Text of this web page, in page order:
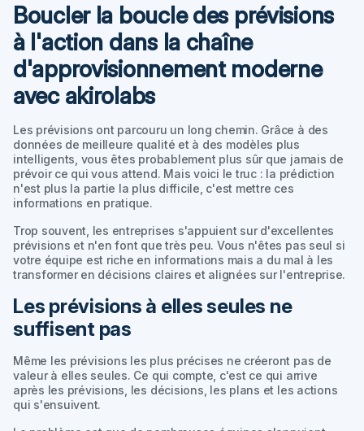
Boucler la boucle des prévisions
à l'action dans la chaîne
d'approvisionnement moderne
avec akirolabs
Les prévisions ont parcouru un long chemin. Grâce à des
données de meilleure qualité et à des modèles plus
intelligents, vous êtes probablement plus sûr que jamais de
prévoir ce qui vous attend. Mais voici le truc : la prédiction
n'est plus la partie la plus difficile, c'est mettre ces
informations en pratique.
Trop souvent, les entreprises s'appuient sur d'excellentes
prévisions et n'en font que très peu. Vous n'êtes pas seul si
votre équipe est riche en informations mais a du mal à les
transformer en décisions claires et alignées sur l'entreprise.
Les prévisions à elles seules ne
suffisent pas
Même les prévisions les plus précises ne créeront pas de
valeur à elles seules. Ce qui compte, c'est ce qui arrive
après les prévisions, les décisions, les plans et les actions
qui s'ensuivent.